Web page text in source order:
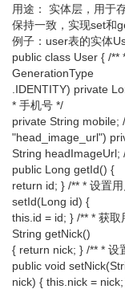
用途： 实体层，用于
保持一致，实现set和
例子：user表的实体
public class User { /**
GenerationType
.IDENTITY) private
* 手机号 */
private String mobile;
"head_image_url")
String headImageUrl;
public Long getId() {
return id; } /** * 设置
setId(Long id) {
this.id = id; } /** * 获
String getNick()
{ return nick; } /** * 设
public void
nick) { this.nick =